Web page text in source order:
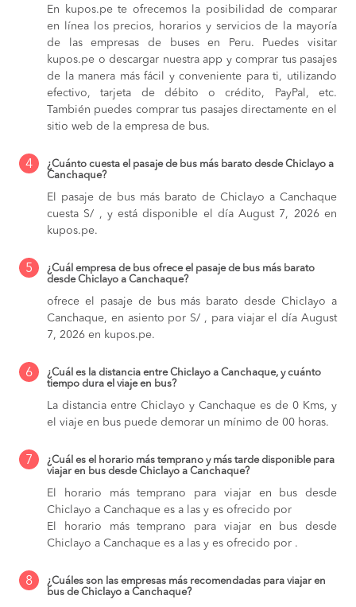
En kupos.pe te ofrecemos la posibilidad de comparar
en línea los precios, horarios y servicios de la mayoría
de las empresas de buses en Peru. Puedes visitar
kupos.pe o descargar nuestra app y comprar tus pasajes
de la manera más fácil y conveniente para ti, utilizando
efectivo, tarjeta de débito o crédito, PayPal, etc.
También puedes comprar tus pasajes directamente en el
sitio web de la empresa de bus.
4
¿Cuánto cuesta el pasaje de bus más barato desde Chiclayo a
Canchaque?
El pasaje de bus más barato de Chiclayo a Canchaque
cuesta S/ , y está disponible el día August 7, 2026 en
kupos.pe.
5
¿Cuál empresa de bus ofrece el pasaje de bus más barato
desde Chiclayo a Canchaque?
ofrece el pasaje de bus más barato desde Chiclayo a
Canchaque, en asiento por S/ , para viajar el día August
7, 2026 en kupos.pe.
6
¿Cuál es la distancia entre Chiclayo a Canchaque, y cuánto
tiempo dura el viaje en bus?
La distancia entre Chiclayo y Canchaque es de 0 Kms, y
el viaje en bus puede demorar un mínimo de 00 horas.
7
¿Cuál es el horario más temprano y más tarde disponible para
viajar en bus desde Chiclayo a Canchaque?
El horario más temprano para viajar en bus desde
Chiclayo a Canchaque es a las y es ofrecido por
El horario más temprano para viajar en bus desde
Chiclayo a Canchaque es a las y es ofrecido por .
8
¿Cuáles son las empresas más recomendadas para viajar en
bus de Chiclayo a Canchaque?